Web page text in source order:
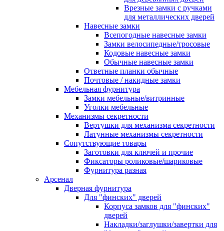
Врезные замки с ручками
для металлических дверей
Навесные замки
Всепогодные навесные замки
Замки велосипедные/тросовые
Кодовые навесные замки
Обычные навесные замки
Ответные планки обычные
Почтовые / накидные замки
Мебельная фурнитура
Замки мебельные/витринные
Уголки мебельные
Механизмы секретности
Вертушки для механизма секретности
Латунные механизмы секретности
Сопутствующие товары
Заготовки для ключей и прочие
Фиксаторы роликовые/шариковые
Фурнитура разная
Арсенал
Дверная фурнитура
Для "финских" дверей
Корпуса замков для "финских"
дверей
Накладки/заглушки/завертки для